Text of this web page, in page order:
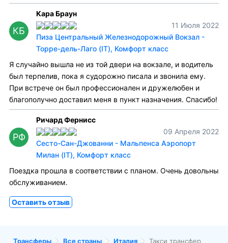
КБ
Кара Браун
11 Июля 2022
Пиза Центральный Железнодорожный Вокзал -
Торре-дель-Лаго (IT), Комфорт класс
Я случайно вышла не из той двери на вокзале, и водитель
был терпелив, пока я судорожно писала и звонила ему.
При встрече он был профессионален и дружелюбен и
благополучно доставил меня в пункт назначения. Спасибо!
РФ
Ричард Фернисс
09 Апреля 2022
Сесто-Сан-Джованни - Мальпенса Аэропорт
Милан (IT), Комфорт класс
Поездка прошла в соответствии с планом. Очень довольны
обслуживанием.
Оставить отзыв
Трансферы Все страны Италия
Такси трансфер